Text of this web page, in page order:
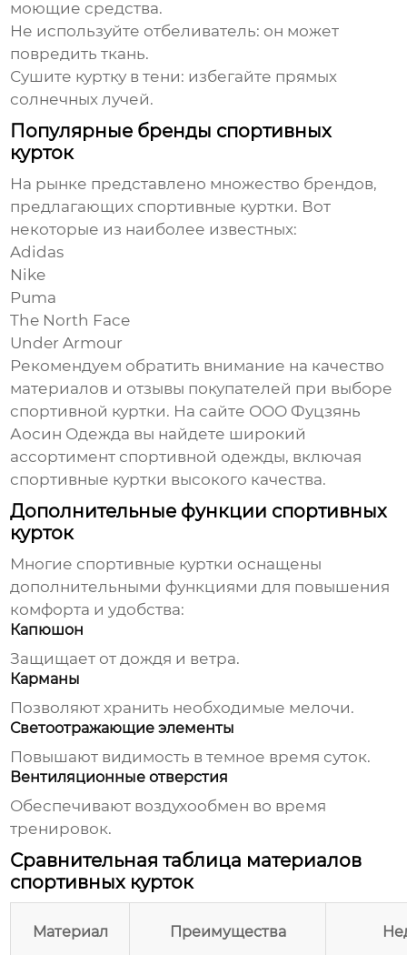
моющие средства.
Не используйте отбеливатель: он может
повредить ткань.
Сушите куртку в тени: избегайте прямых
солнечных лучей.
Популярные бренды спортивных
курток
На рынке представлено множество брендов,
предлагающих спортивные куртки. Вот
некоторые из наиболее известных:
Adidas
Nike
Puma
The North Face
Under Armour
Рекомендуем обратить внимание на качество
материалов и отзывы покупателей при выборе
спортивной куртки. На сайте ООО Фуцзянь
Аосин Одежда вы найдете широкий
ассортимент спортивной одежды, включая
спортивные куртки высокого качества.
Дополнительные функции спортивных
курток
Многие спортивные куртки оснащены
дополнительными функциями для повышения
комфорта и удобства:
Капюшон
Защищает от дождя и ветра.
Карманы
Позволяют хранить необходимые мелочи.
Светоотражающие элементы
Повышают видимость в темное время суток.
Вентиляционные отверстия
Обеспечивают воздухообмен во время
тренировок.
Сравнительная таблица материалов
спортивных курток
Материал Преимущества